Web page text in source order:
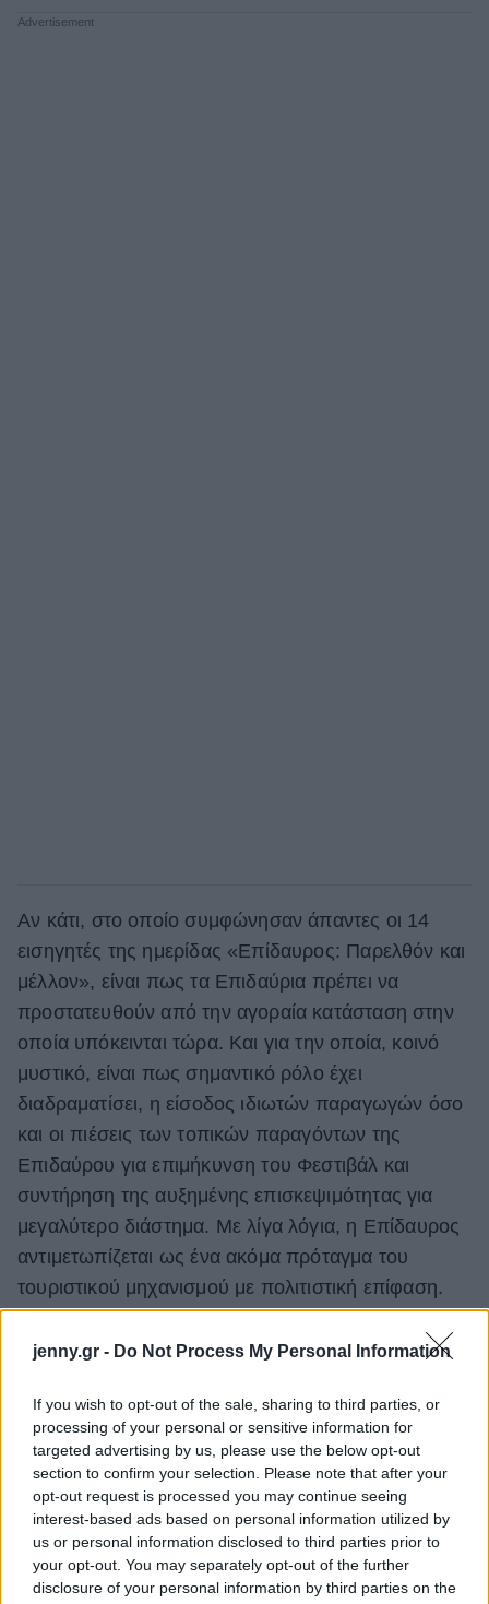
jenny.gr - Do Not Process My Personal Information
If you wish to opt-out of the sale, sharing to third parties, or
processing of your personal or sensitive information for
targeted advertising by us, please use the below opt-out
section to confirm your selection. Please note that after your
opt-out request is processed you may continue seeing
interest-based ads based on personal information utilized by
us or personal information disclosed to third parties prior to
your opt-out. You may separately opt-out of the further
disclosure of your personal information by third parties on the
Γάμος
Αν κάτι, στο οποίο συμφώνησαν άπαντες οι 14
εισηγητές της ημερίδας «Επίδαυρος: Παρελθόν και
μέλλον», είναι πως τα Επιδαύρια πρέπει να
προστατευθούν από την αγοραία κατάσταση στην
οποία υπόκεινται τώρα. Και για την οποία, κοινό
μυστικό, είναι πως σημαντικό ρόλο έχει
διαδραματίσει, η είσοδος ιδιωτών παραγωγών όσο
και οι πιέσεις των τοπικών παραγόντων της
Επιδαύρου για επιμήκυνση του Φεστιβάλ και
συντήρηση της αυξημένης επισκεψιμότητας για
μεγαλύτερο διάστημα. Με λίγα λόγια, η Επίδαυρος
αντιμετωπίζεται ως ένα ακόμα πρόταγμα του
τουριστικού μηχανισμού με πολιτιστική επίφαση.
Όμως, όπως σημείωσε και ο καθηγητής του ΑΠΘ
και κριτικός θεάτρου Σάββας Πατσαλίδης, «μια
ως γεγονός κι όχι ως τουριστική διεκπεραίωση. Η
Επίδαυρος πρέπει να λειτουργεί ως μια δεξαμενή
γεγονότων που δεν συναντάς πουθενά αλλού».
Διαβάστε τη συνέχεια στο
monopoli.gr